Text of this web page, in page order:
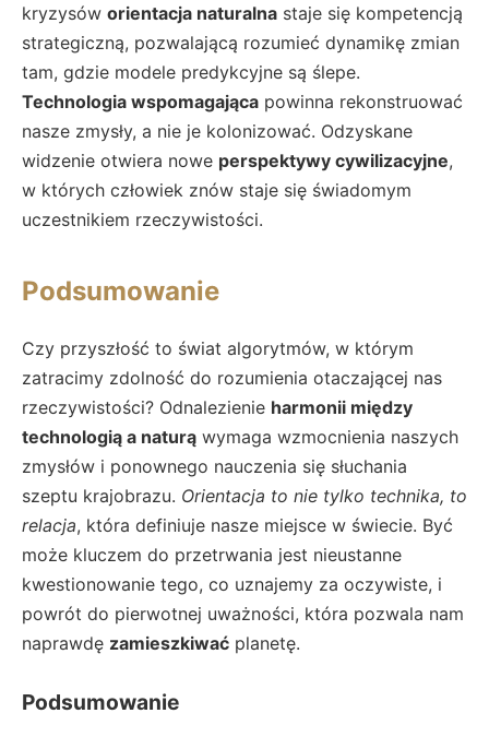
kryzysów orientacja naturalna staje się kompetencją
strategiczną, pozwalającą rozumieć dynamikę zmian
tam, gdzie modele predykcyjne są ślepe.
Technologia wspomagająca powinna rekonstruować
nasze zmysły, a nie je kolonizować. Odzyskane
widzenie otwiera nowe perspektywy cywilizacyjne,
w których człowiek znów staje się świadomym
uczestnikiem rzeczywistości.
Podsumowanie
Czy przyszłość to świat algorytmów, w którym
zatracimy zdolność do rozumienia otaczającej nas
rzeczywistości? Odnalezienie harmonii między
technologią a naturą wymaga wzmocnienia naszych
zmysłów i ponownego nauczenia się słuchania
szeptu krajobrazu. Orientacja to nie tylko technika, to
relacja, która definiuje nasze miejsce w świecie. Być
może kluczem do przetrwania jest nieustanne
kwestionowanie tego, co uznajemy za oczywiste, i
powrót do pierwotnej uważności, która pozwala nam
naprawdę zamieszkiwać planetę.
Podsumowanie